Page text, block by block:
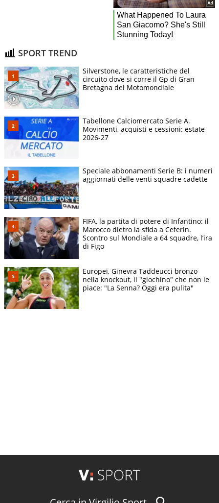
SPORT TREND
Silverstone, le caratteristiche del
circuito dove si corre il Gp di Gran
Bretagna del Motomondiale
Tabellone Calciomercato Serie A.
Movimenti, acquisti e cessioni: estate
2026-27
Speciale abbonamenti Serie B: i numeri
aggiornati delle venti squadre cadette
FIFA, la partita di potere di Infantino: il
Marocco dietro la sfida a Ceferin.
Scontro sul Mondiale a 64 squadre, l’ira
di Figo
Europei, Ginevra Taddeucci bronzo
nella knockout, il "giochino" che non le
piace: "La Senna? Oggi era pulita"